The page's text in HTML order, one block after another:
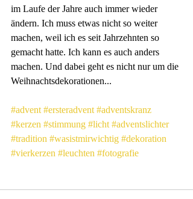
im Laufe der Jahre auch immer wieder
ändern. Ich muss etwas nicht so weiter
machen, weil ich es seit Jahrzehnten so
gemacht hatte. Ich kann es auch anders
machen. Und dabei geht es nicht nur um die
Weihnachtsdekorationen...
#advent #ersteradvent #adventskranz
#kerzen #stimmung #licht #adventslichter
#tradition #wasistmirwichtig #dekoration
#vierkerzen #leuchten #fotografie